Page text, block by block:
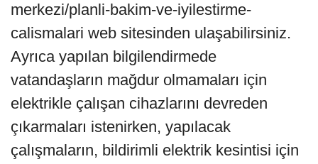
merkezi/planli-bakim-ve-iyilestirme-
calismalari web sitesinden ulaşabilirsiniz.
Ayrıca yapılan bilgilendirmede
vatandaşların mağdur olmamaları için
elektrikle çalışan cihazlarını devreden
çıkarmaları istenirken, yapılacak
çalışmaların, bildirimli elektrik kesintisi için